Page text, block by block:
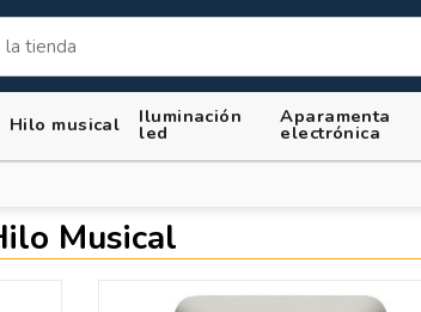
Hilo musical Iluminación
led
Aparamenta
electrónica
Musical